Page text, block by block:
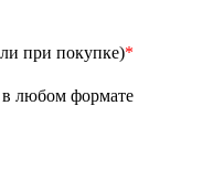
при покупке)*
любом формате